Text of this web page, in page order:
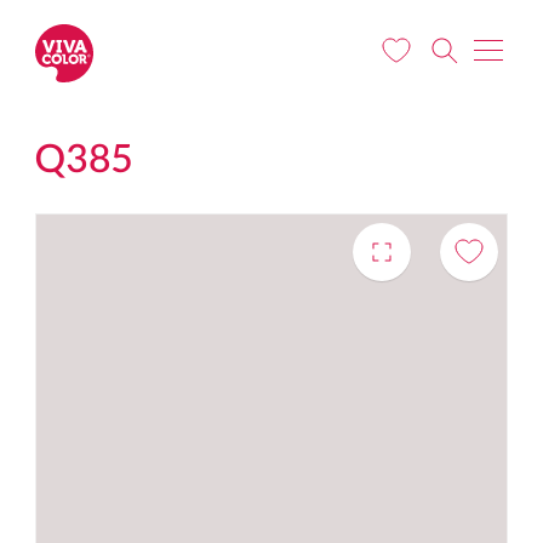
Q385